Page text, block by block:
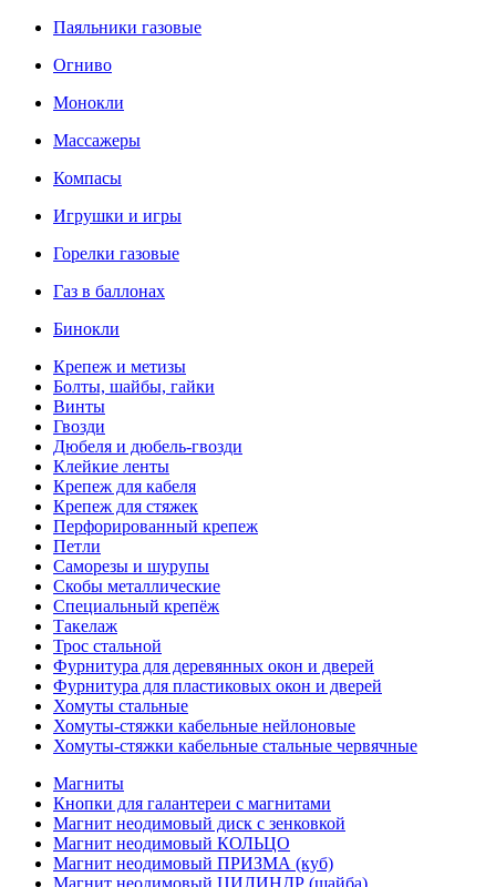
Паяльники газовые
Огниво
Монокли
Массажеры
Компасы
Игрушки и игры
Горелки газовые
Газ в баллонах
Бинокли
Крепеж и метизы
Болты, шайбы, гайки
Винты
Гвозди
Дюбеля и дюбель-гвозди
Клейкие ленты
Крепеж для кабеля
Крепеж для стяжек
Перфорированный крепеж
Петли
Саморезы и шурупы
Скобы металлические
Специальный крепёж
Такелаж
Трос стальной
Фурнитура для деревянных окон и дверей
Фурнитура для пластиковых окон и дверей
Хомуты стальные
Хомуты-стяжки кабельные нейлоновые
Хомуты-стяжки кабельные стальные червячные
Магниты
Кнопки для галантереи с магнитами
Магнит неодимовый диск с зенковкой
Магнит неодимовый КОЛЬЦО
Магнит неодимовый ПРИЗМА (куб)
Магнит неодимовый ЦИЛИНДР (шайба)